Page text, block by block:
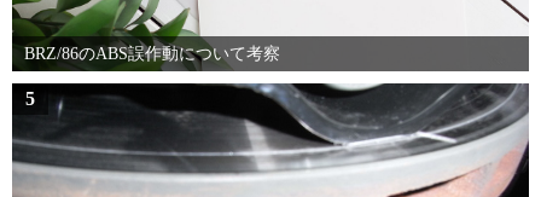
BRZ/86のABS誤作動について考察
5